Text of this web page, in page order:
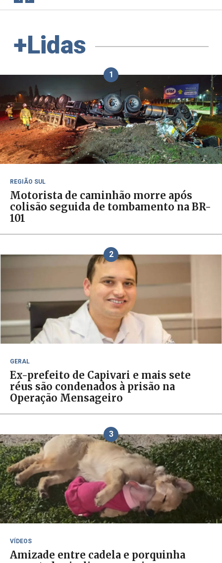
+Lidas
1
REGIÃO SUL
Motorista de caminhão morre após
colisão seguida de tombamento na BR-
101
2
GERAL
Ex-prefeito de Capivari e mais sete
réus são condenados à prisão na
Operação Mensageiro
3
VÍDEOS
Amizade entre cadela e porquinha